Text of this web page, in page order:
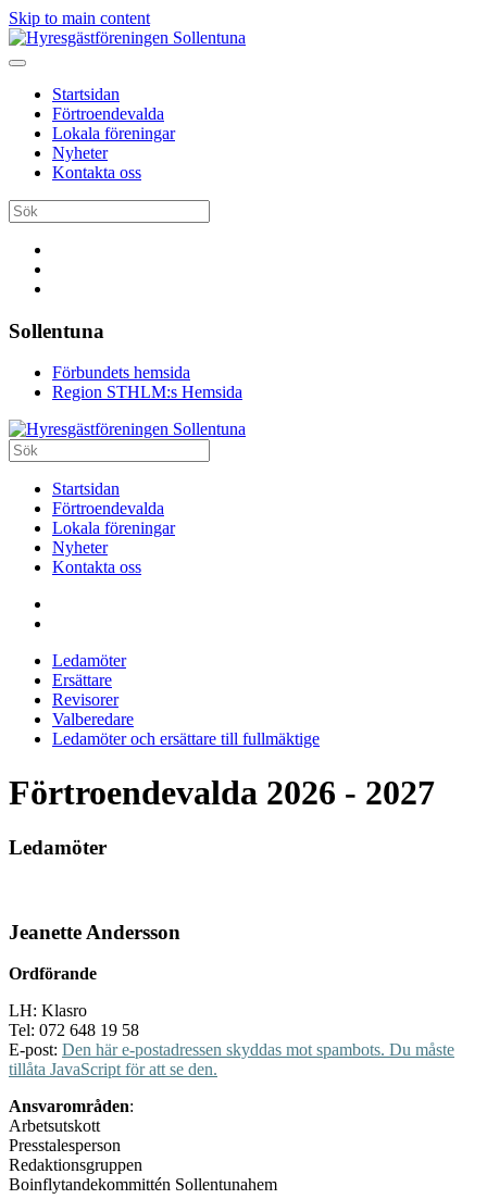
Skip to main content
Startsidan
Förtroendevalda
Lokala föreningar
Nyheter
Kontakta oss
Sollentuna
Förbundets hemsida
Region STHLM:s Hemsida
Startsidan
Förtroendevalda
Lokala föreningar
Nyheter
Kontakta oss
Ledamöter
Ersättare
Revisorer
Valberedare
Ledamöter och ersättare till fullmäktige
Förtroendevalda 2026 - 2027
Ledamöter
Jeanette Andersson
Ordförande
LH: Klasro
Tel: 072 648 19 58
E-post: Den här e-postadressen skyddas mot spambots. Du måste
tillåta JavaScript för att se den.
Ansvarområden:
Arbetsutskott
Presstalesperson
Redaktionsgruppen
Boinflytandekommittén Sollentunahem